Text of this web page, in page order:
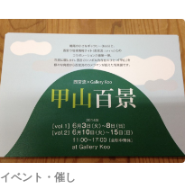
イベント・催し